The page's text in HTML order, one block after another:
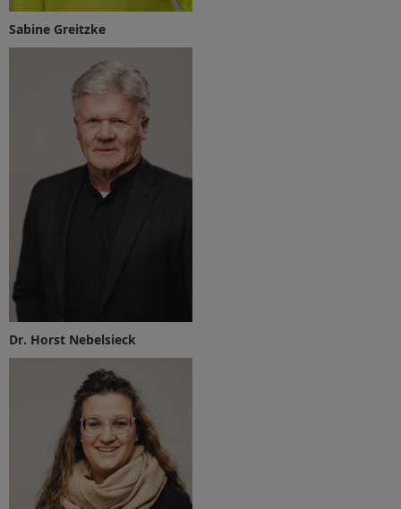
Sabine Greitzke
Dr. Horst Nebelsieck